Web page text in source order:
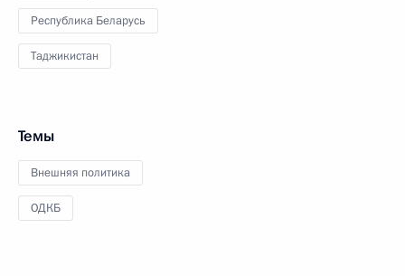
Республика Беларусь
Таджикистан
Темы
Внешняя политика
ОДКБ